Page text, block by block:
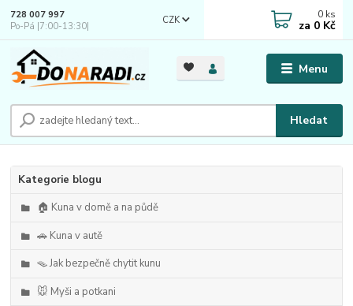
Menu
CZK
Hledat
728 007 997
Po-Pá |7:00-13:30|
0 ks
za 0 Kč
Kategorie blogu
🏠 Kuna v domě a na půdě
🚗 Kuna v autě
🪤 Jak bezpečně chytit kunu
🐭 Myši a potkani